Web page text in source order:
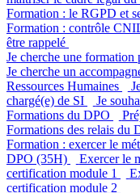
Formation : le RGPD et
Formation : contrôle
être rappelé
Je cherche une formation
Je cherche un
Ressources Humaines
chargé(e) de SI
Je
Formations du DPO
Formations des relais du
Formation : exercer le
DPO (35H)
Exercer le
certification module 1
certification module 2